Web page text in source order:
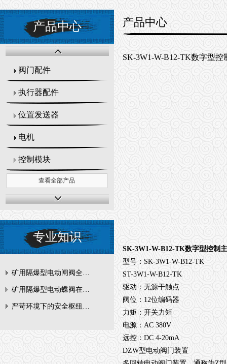
产品中心
阀门配件
执行器配件
位置发送器
电机
控制模块
查看全部产品
专业知识
矿用隔爆型电动闸阀全周期维护与故障排查要点
矿用隔爆型电动蝶阀在瓦斯管道控制中的防爆设计与安全标准解析
严苛环境下的安全枢纽：矿用隔爆型电动闸阀的技术剖析
产品中心
SK-3W1-W-B12-TK数字型控
SK-3W1-W-B12-TK数字型控制
型号：SK-3W1-W-B12-TK
ST-3W1-W-B12-TK
驱动：无源干触点
阀位：12位编码器
力矩：开关力矩
电源：AC 380V
远控：DC 4-20mA
DZW型电动阀门装置